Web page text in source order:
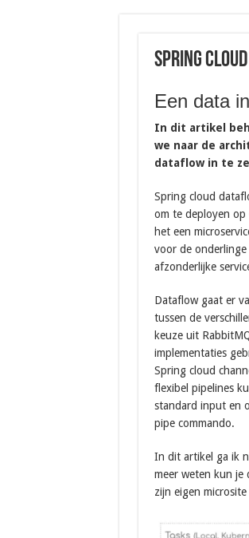
Spring
Een data
In dit artikel
we naar de
dataflow in te
Spring cloud
om te deployen
het een
voor de
afzonderlijke
Dataflow gaat er
tussen de
keuze uit
implementaties
Spring cloud
flexibel pipelines
standard input en
pipe commando.
In dit artikel ga ik
meer weten kun je
zijn eigen